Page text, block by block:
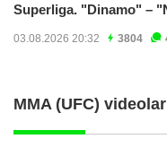
Superliga. "Dinamo" –
03.08.2026 20:32 3804
MMA (UFC) videolar